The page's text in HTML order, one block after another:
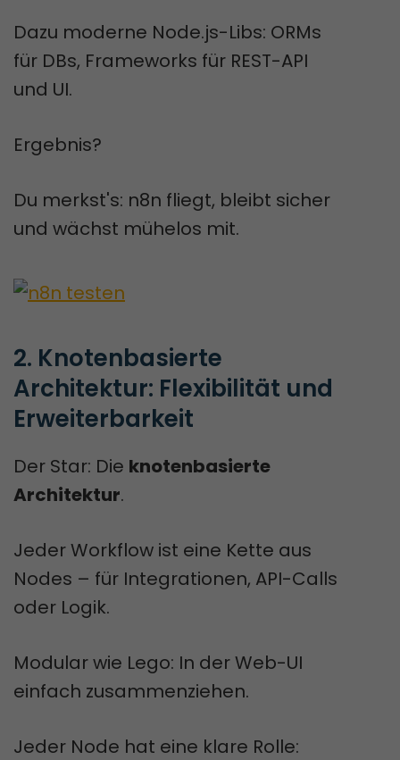
Dazu moderne Node.js-Libs: ORMs
für DBs, Frameworks für REST-API
und UI.
Ergebnis?
Du merkst's: n8n fliegt, bleibt sicher
und wächst mühelos mit.
2. Knotenbasierte
Architektur: Flexibilität und
Erweiterbarkeit
Der Star: Die knotenbasierte
Architektur.
Jeder Workflow ist eine Kette aus
Nodes – für Integrationen, API-Calls
oder Logik.
Modular wie Lego: In der Web-UI
einfach zusammenziehen.
Jeder Node hat eine klare Rolle: